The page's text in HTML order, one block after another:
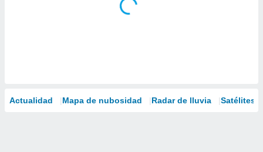
Actualidad Mapa de nubosidad Radar de lluvia Satélites